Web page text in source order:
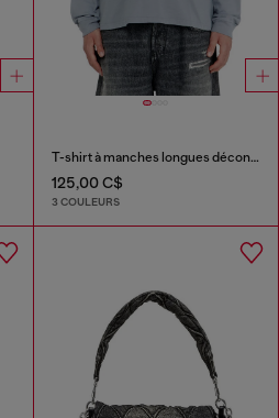
T-shirt à manches longues décontractée avec logo Biscotto
125,00 C$
3 COULEURS